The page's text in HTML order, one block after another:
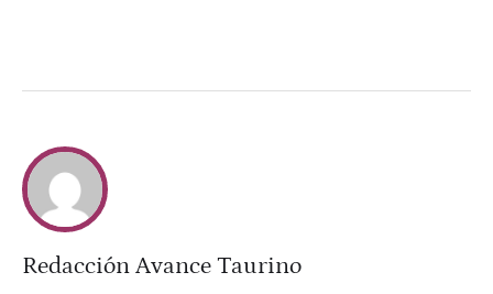
Redacción Avance Taurino